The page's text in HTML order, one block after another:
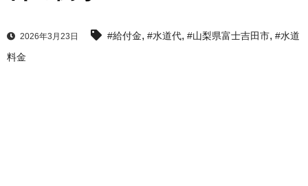
2026年3月23日 #給付金, #水道代, #山梨県富士吉田市, #水道
料金